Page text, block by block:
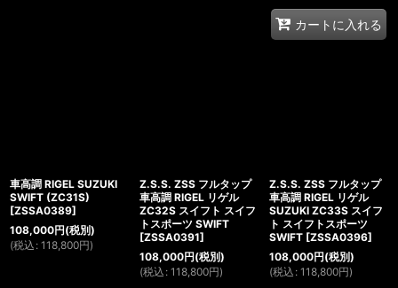
カートに入れる
車高調 RIGEL SUZUKI
SWIFT (ZC31S)
[ZSSA0389]
108,000円(税別)
(税込 : 118,800円)
Z.S.S. ZSS フルタップ
車高調 RIGEL リゲル
ZC32S スイフト スイフ
トスポーツ SWIFT
[ZSSA0391]
108,000円(税別)
(税込 : 118,800円)
Z.S.S. ZSS フルタップ
車高調 RIGEL リゲル
SUZUKI ZC33S スイフ
ト スイフトスポーツ
SWIFT [ZSSA0396]
108,000円(税別)
(税込 : 118,800円)